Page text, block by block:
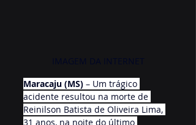
Maracaju (MS) – Um trágico
acidente resultou na morte de
Reinilson Batista de Oliveira Lima,
31 anos, na noite do último